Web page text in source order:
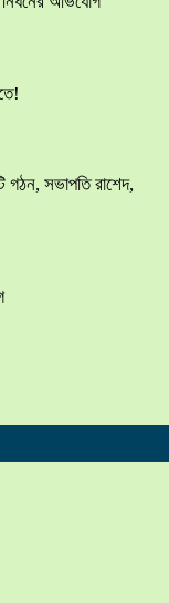
গঠন, সভাপতি রাশেদ,